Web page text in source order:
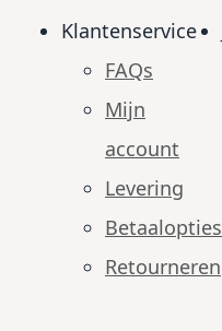
Klantenservice
FAQs
Mijn
account
Levering
Betaalopties
Retourneren